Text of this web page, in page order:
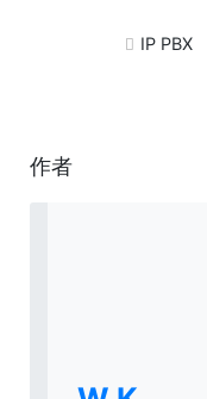
IP PBX
作者